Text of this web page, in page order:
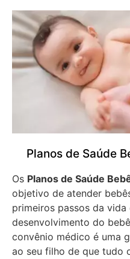
Planos de Saúde
Os Planos de Saúde
objetivo de atender
primeiros passos da
desenvolvimento do
convênio médico é uma
ao seu filho de que tudo